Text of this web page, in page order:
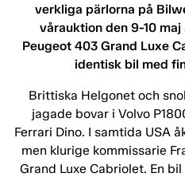
verkliga pärlorna på
vårauktion den 9-10
Peugeot 403 Grand Luxe
identisk bil med
Brittiska Helgonet och
jagade bovar i Volvo
Ferrari Dino. I samtida USA
men klurige kommissarie
Grand Luxe Cabriolet. En